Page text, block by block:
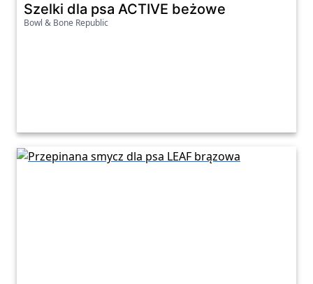
Szelki dla psa ACTIVE beżowe
Bowl & Bone Republic